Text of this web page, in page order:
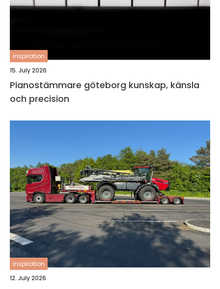
inspiration
15. July 2026
Pianostämmare göteborg kunskap, känsla
och precision
inspiration
12. July 2026